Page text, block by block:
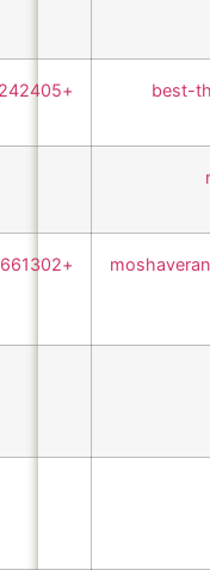
best-
+982177242405
+989356661302